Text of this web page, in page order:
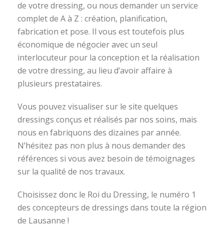
de votre dressing, ou nous demander un service
complet de A à Z : création, planification,
fabrication et pose. Il vous est toutefois plus
économique de négocier avec un seul
interlocuteur pour la conception et la réalisation
de votre dressing, au lieu d’avoir affaire à
plusieurs prestataires.
Vous pouvez visualiser sur le site quelques
dressings conçus et réalisés par nos soins, mais
nous en fabriquons des dizaines par année.
N’hésitez pas non plus à nous demander des
références si vous avez besoin de témoignages
sur la qualité de nos travaux.
Choisissez donc le Roi du Dressing, le numéro 1
des concepteurs de dressings dans toute la région
de Lausanne !